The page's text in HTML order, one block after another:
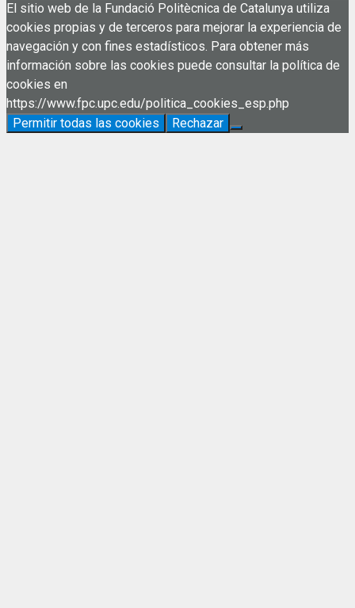
El sitio web de la Fundació Politècnica de Catalunya utiliza
cookies propias y de terceros para mejorar la experiencia de
navegación y con fines estadísticos. Para obtener más
información sobre las cookies puede consultar la política de
cookies en
https://www.fpc.upc.edu/politica_cookies_esp.php
Permitir todas las cookies
Rechazar